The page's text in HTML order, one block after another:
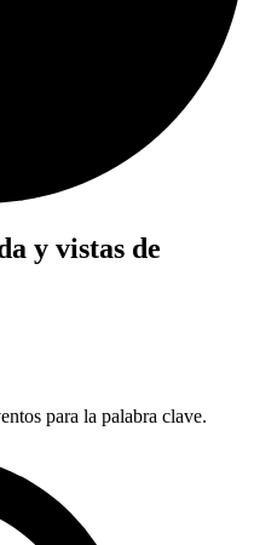
y vistas de
para la palabra clave.